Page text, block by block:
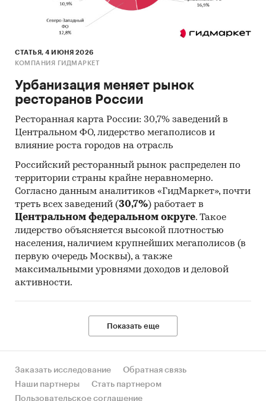
СТАТЬЯ, 4 ИЮНЯ 2026
КОМПАНИЯ ГИДМАРКЕТ
Урбанизация меняет рынок
ресторанов России
Ресторанная карта России: 30,7% заведений в
Центральном ФО, лидерство мегаполисов и
влияние роста городов на отрасль
Российский ресторанный рынок распределен по
территории страны крайне неравномерно.
Согласно данным аналитиков «ГидМаркет», почти
треть всех заведений (30,7%) работает в
Центральном федеральном округе. Такое
лидерство объясняется высокой плотностью
населения, наличием крупнейших мегаполисов (в
первую очередь Москвы), а также
максимальными уровнями доходов и деловой
активности.
Показать еще
Заказать исследование
Обратная связь
Наши партнеры
Стать партнером
Пользовательское соглашение